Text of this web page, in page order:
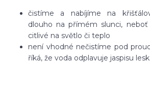
čistíme a nabíjíme na
dlouho na přímém slunci, neboť
citlivé na světlo či teplo
není vhodné nečistíme pod
říká, že voda odplavuje jaspisu lesk.